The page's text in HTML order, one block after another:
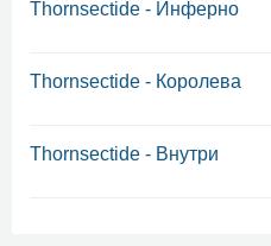
Thornsectide - Инферно
Thornsectide - Королева
Thornsectide - Внутри